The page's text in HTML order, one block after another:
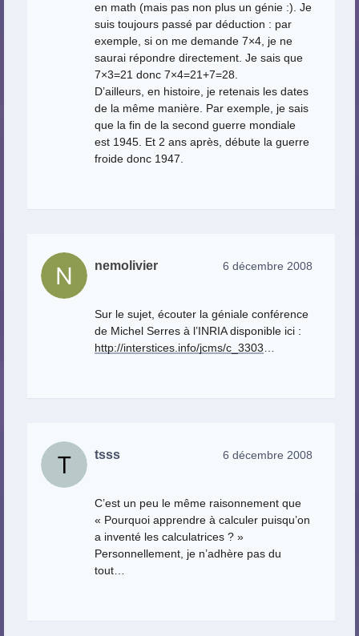
en math (mais pas non plus un génie :). Je
suis toujours passé par déduction : par
exemple, si on me demande 7×4, je ne
saurai répondre directement. Je sais que
7×3=21 donc 7×4=21+7=28.
D’ailleurs, en histoire, je retenais les dates
de la même manière. Par exemple, je sais
que la fin de la second guerre mondiale
est 1945. Et 2 ans après, débute la guerre
froide donc 1947.
nemolivier 6 décembre 2008
Sur le sujet, écouter la géniale conférence
de Michel Serres à l’INRIA disponible ici :
http://interstices.info/jcms/c_3303…
tsss 6 décembre 2008
C’est un peu le même raisonnement que
« Pourquoi apprendre à calculer puisqu’on
a inventé les calculatrices ? »
Personnellement, je n’adhère pas du
tout…